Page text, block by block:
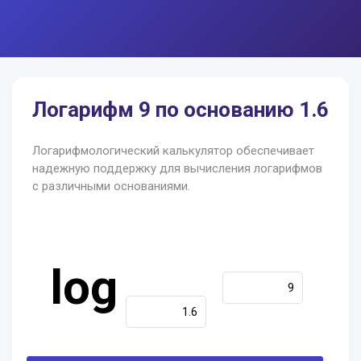
Логарифм 9 по основанию 1.6
Логарифмологический калькулятор обеспечивает
надежную поддержку для вычисления логарифмов
с различными основаниями.
log